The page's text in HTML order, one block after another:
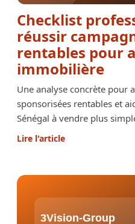
Checklist
réussir
rentables pour
immobilière
Une analyse concrète pour
sponsorisées rentables et
Sénégal à vendre plus
Lire l'article